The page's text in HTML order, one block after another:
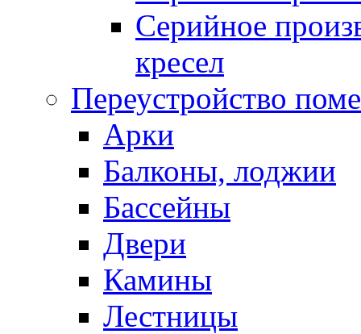
Серийное
кресел
Переустройство
Арки
Балконы, лоджии
Бассейны
Двери
Камины
Лестницы